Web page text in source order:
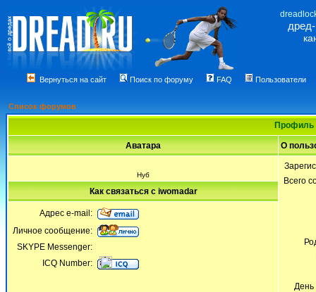
Вернуться на сайт Поиск по форуму FAQ Пользователи
Список форумов
Профиль
Аватара О
Нуб
Всего
День
Как связаться с iwomadar
Адрес e-mail:
Личное сообщение:
SKYPE Messenger:
ICQ Number: